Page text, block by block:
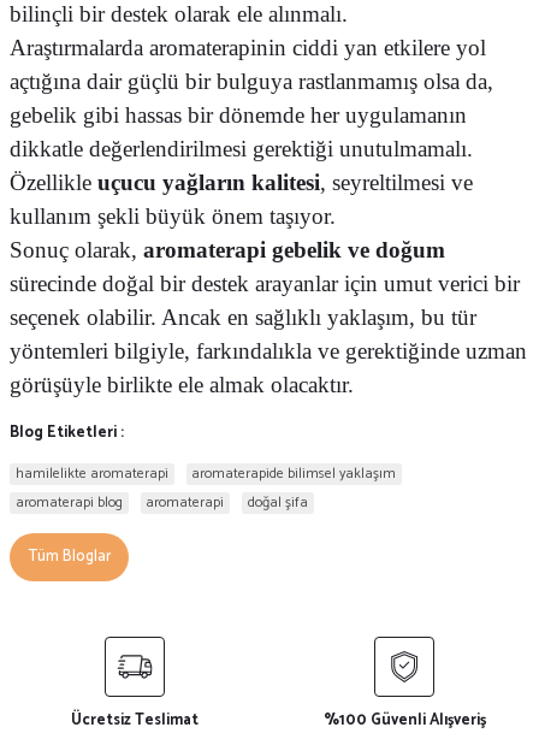
bilinçli bir destek olarak ele alınmalı.
Araştırmalarda aromaterapinin ciddi yan etkilere yol
açtığına dair güçlü bir bulguya rastlanmamış olsa da,
gebelik gibi hassas bir dönemde her uygulamanın
dikkatle değerlendirilmesi gerektiği unutulmamalı.
Özellikle uçucu yağların kalitesi, seyreltilmesi ve
kullanım şekli büyük önem taşıyor.
Sonuç olarak, aromaterapi gebelik ve doğum
sürecinde doğal bir destek arayanlar için umut verici bir
seçenek olabilir. Ancak en sağlıklı yaklaşım, bu tür
yöntemleri bilgiyle, farkındalıkla ve gerektiğinde uzman
görüşüyle birlikte ele almak olacaktır.
Blog Etiketleri :
hamilelikte aromaterapi
aromaterapide bilimsel yaklaşım
aromaterapi blog
aromaterapi doğal şifa
Tüm Bloglar
Ücretsiz Teslimat %100 Güvenli Alışveriş